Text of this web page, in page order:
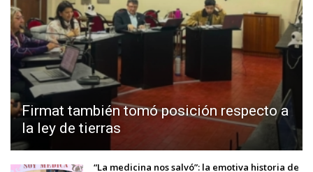
Firmat también tomó posición respecto a
la ley de tierras
“La medicina nos salvó”: la emotiva historia de